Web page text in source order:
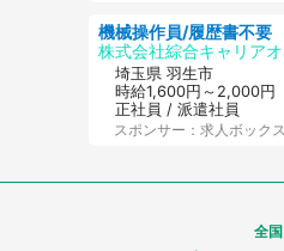
機械操作員/履歴書不要
株式会社綜合キャリア
埼玉県 羽生市
時給1,600円～2,000円
正社員 / 派遣社員
スポンサー：求人ボックス
全国